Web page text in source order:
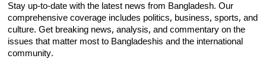
Stay up-to-date with the latest news from Bangladesh. Our
comprehensive coverage includes politics, business, sports, and
culture. Get breaking news, analysis, and commentary on the
issues that matter most to Bangladeshis and the international
community.